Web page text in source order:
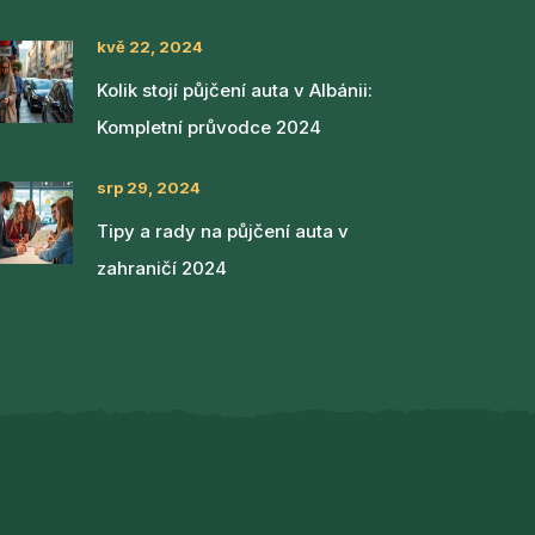
kvě 22, 2024
Kolik stojí půjčení auta v Albánii:
Kompletní průvodce 2024
srp 29, 2024
Tipy a rady na půjčení auta v
zahraničí 2024